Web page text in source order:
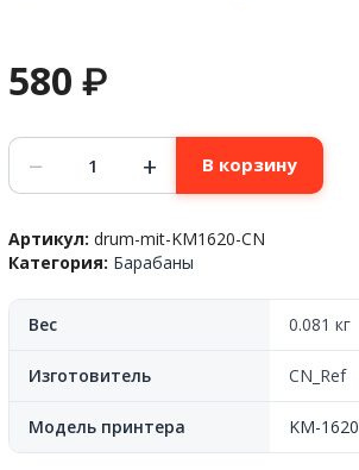
580₽
Количество
товара
Фотобарабан
Mita™
КМ-1620/2020/2035(DK-
CN,
Korean-
− + В корзину
Артикул:drum-mit-KM1620-CN
Категория: Барабаны
Вес 0.081 кг
Изготовитель CN_Ref
Модель принтера KM-1620